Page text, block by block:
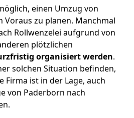
einen Umzug von
Voraus zu planen. Manchmal
Rollwenzelei aufgrund von
plötzlichen
organisiert werden.
solchen Situation befinden,
Firma ist in der Lage, auch
von Paderborn nach